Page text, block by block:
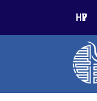
НҮҮР